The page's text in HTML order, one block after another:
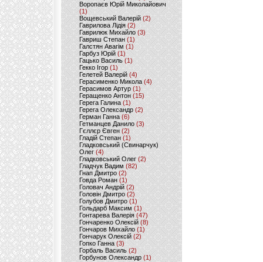
Воропаєв Юрій Миколайович
(1)
Вощевський Валерій(2)
Гаврилова Лідія (2)
Гаврилюк Михайло (3)
Гавриш Степан (1)
Галстян Авагім (1)
Гарбуз Юрій (1)
Гацько Василь (1)
Гекко Ігор(1)
Гелетей Валерій (4)
Герасименко Микола (4)
Герасимов Артур (1)
Геращенко Антон(15)
Герега Галина (1)
Герега Олександр (2)
Герман Ганна (6)
Гетманцев Данило (3)
Гєллєр Євген (2)
Гладій Степан(1)
Гладковський (Свинарчук)
Олег (4)
Гладковський Олег (2)
Гладчук Вадим (82)
Гнап Дмитро (2)
Говда Роман(1)
Головач Андрій (2)
Головін Дмитро (2)
Голубов Дмитро (1)
Гольдарб Максим(1)
Гонтарева Валерія (47)
Гончаренко Олексій(8)
Гончаров Михайло (1)
Гончарук Олексій (2)
Гопко Ганна (3)
Горбаль Василь (2)
Горбунов Олександр (1)